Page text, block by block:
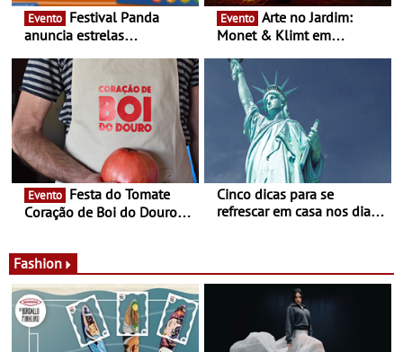
Evento
anuncia estrelas
- Entre Junho e Julho pelo
país
Evento
Monet & Klimt em
ao final de Setembro -
Experiência luminosa no
jardim do Museu de
Alberto Sampaio
Evento
Coração de Boi do Douro -
Cinco dicas para se
refrescar em casa nos dias
Fashion